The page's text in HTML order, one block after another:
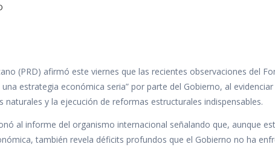
(PRD) afirmó este viernes que las recientes observaciones del
estrategia económica seria” por parte del Gobierno, al evidenciar
y la ejecución de reformas estructurales indispensables.
al informe del organismo internacional señalando que, aunque
también revela déficits profundos que el Gobierno no ha